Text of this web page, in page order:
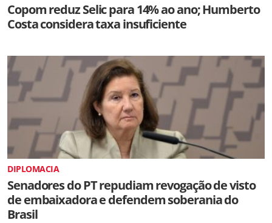
Copom reduz Selic para 14% ao ano; Humberto
Costa considera taxa insuficiente
DIPLOMACIA
Senadores do PT repudiam revogação de visto
de embaixadora e defendem soberania do
Brasil